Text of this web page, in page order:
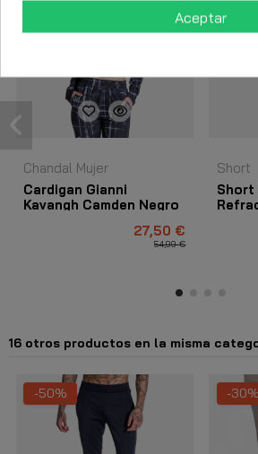
Chandal Mujer
Cardigan Gianni
Kavangh Camden Negro
27,50 €
54,99 €
Short
Short
16 otros productos en la misma
-50% -30%
Aceptar